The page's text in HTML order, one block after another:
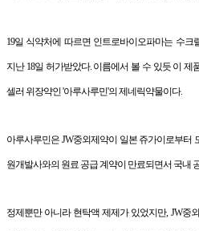
19일 식약처에 따르면 인트로바이오파마는 수크
지난 18일 허가받았다. 이름에서 볼 수 있듯 이 제
셀러 위장약인 '아루사루민'의 제네릭약물이다.
아루사루민은 JW중외제약이 일본 쥬가이로부터
원개발사와의 원료 공급 계약이 만료되면서 국내
정제뿐만 아니라 현탁액 제제가 있었지만, JW중